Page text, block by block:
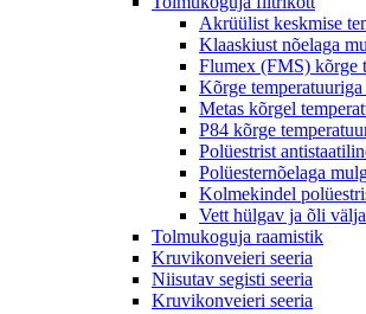
Akrüülist keskmise
Klaaskiust nõelaga
Flumex (FMS) kõrge
Kõrge
Metas kõrgel
P84 kõrge
Polüestrist
Polüesternõelaga
Kolmekindel
Vett hülgav ja õli
Tolmukoguja raamistik
Kruvikonveieri seeria
Niisutav segisti seeria
Kruvikonveieri seeria